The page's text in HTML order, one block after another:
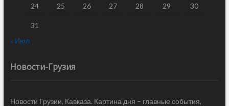
24 25 26 27 28 29 30
31
« Июл
Новости-Грузия
Новости Грузии, Кавказа. Картина дня – главные события,